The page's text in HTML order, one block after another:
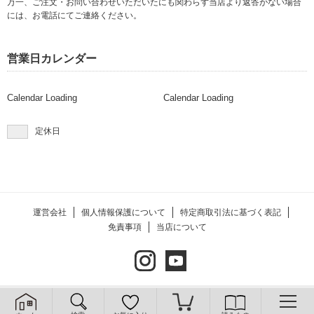
万一、ご注文・お問い合わせいただいたにも関わらず当店より返答がない場合
には、お電話にてご連絡ください。
営業日カレンダー
Calendar Loading Calendar Loading
定休日
運営会社 個人情報保護について
特定商取引法に基づく表記
免責事項
当店について
2020 © ARU CO.,LTD. All rights reserved.